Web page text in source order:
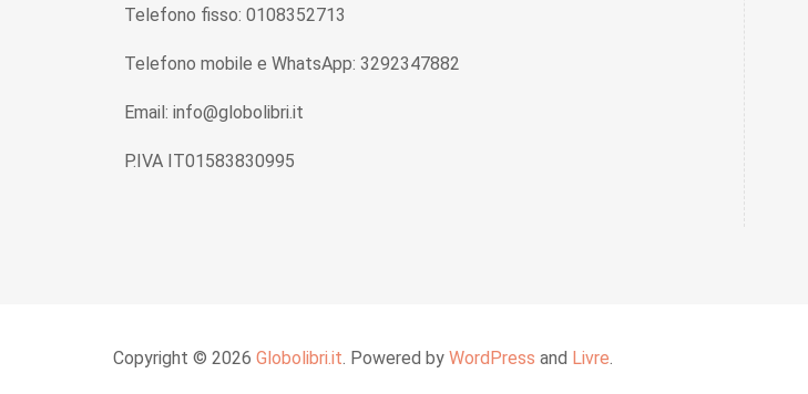
Telefono fisso: 0108352713
Telefono mobile e WhatsApp: 3292347882
Email: info@globolibri.it
P.IVA IT01583830995
Copyright © 2026 Globolibri.it. Powered by WordPress and Livre.